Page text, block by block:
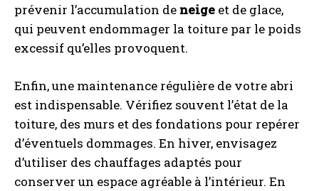
prévenir l’accumulation de neige et de glace,
qui peuvent endommager la toiture par le poids
excessif qu’elles provoquent.
Enfin, une maintenance régulière de votre abri
est indispensable. Vérifiez souvent l’état de la
toiture, des murs et des fondations pour repérer
d’éventuels dommages. En hiver, envisagez
d’utiliser des chauffages adaptés pour
conserver un espace agréable à l’intérieur. En